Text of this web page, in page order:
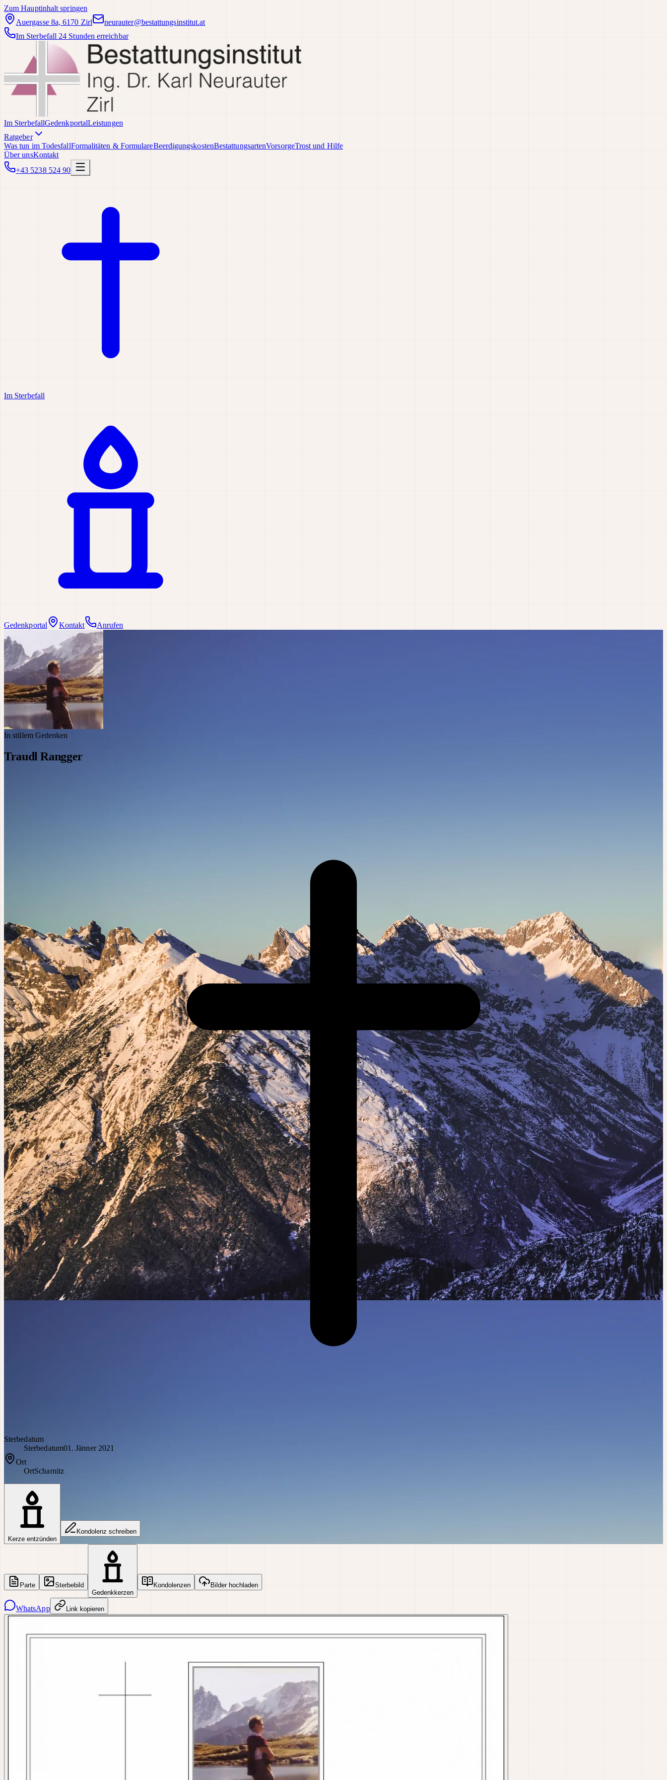
Zum Hauptinhalt springen
Auergasse 8a, 6170 Zirl
neurauter@bestattungsinstitut.at
Im Sterbefall 24 Stunden erreichbar
Im SterbefallGedenkportalLeistungen
Ratgeber
Was tun im TodesfallFormalitäten & FormulareBeerdigungskostenBestattungsartenVorsorgeTrost und Hilfe
Über unsKontakt
+43 5238 524 90
Im Sterbefall
Gedenkportal Kontakt Anrufen
In stillem Gedenken
Traudl Rangger
Sterbedatum
Sterbedatum01. Jänner 2021
Ort
OrtScharnitz
Kerze entzünden
Kondolenz schreiben
Parte
Sterbebild
Gedenkkerzen
Kondolenzen Bilder hochladen
WhatsApp Link kopieren